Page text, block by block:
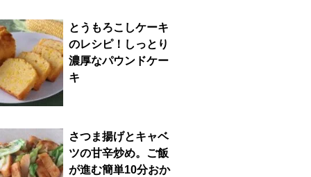
とうもろこしケーキ
のレシピ！しっとり
濃厚なパウンドケー
キ
さつま揚げとキャベ
ツの甘辛炒め。ご飯
が進む簡単10分おか